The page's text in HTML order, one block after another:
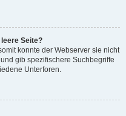
Seite?
konnte der Webserver sie nicht
gib spezifischere Suchbegriffe
Unterforen.